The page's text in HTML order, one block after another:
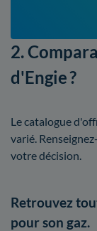
2.
d'Engie ?
Le catalogue
varié.
votre décision.
Retrouvez
pour son gaz.